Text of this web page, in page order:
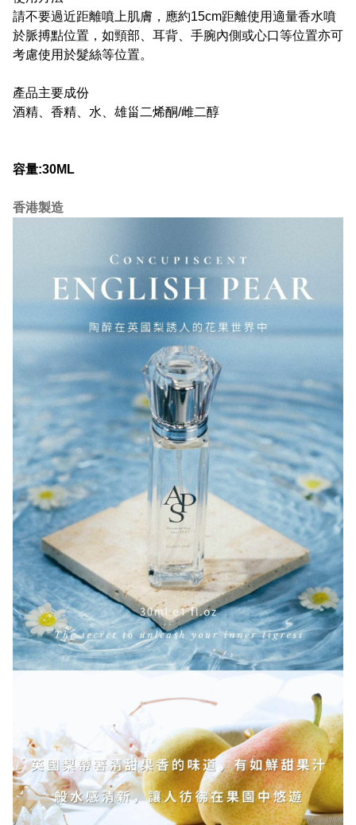
請不要過近距離噴上肌膚，應約15cm距離使用適量香水噴
於脈搏點位置，如頸部、耳背、手腕內側或心口等位置亦可
考慮使用於髮絲等位置。
產品主要成份
酒精、香精、水、雄甾二烯酮/雌二醇
容量:30ML
香港製造